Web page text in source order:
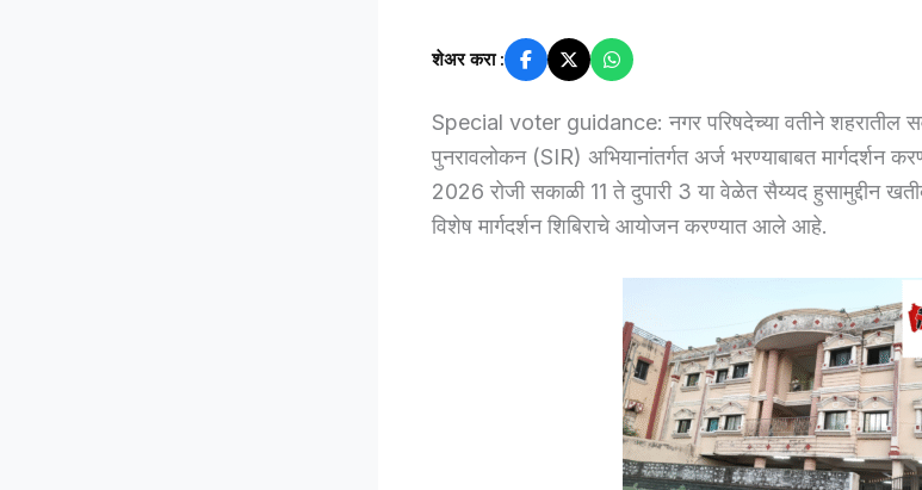
शेअर करा :
Special voter guidance: नगर परिषदेच्या वतीने शहरातील
पुनरावलोकन (SIR) अभियानांतर्गत अर्ज भरण्याबाबत मार्गदर्शन
2026 रोजी सकाळी 11 ते दुपारी 3 या वेळेत सैय्यद हुसामुद्दीन
विशेष मार्गदर्शन शिबिराचे आयोजन करण्यात आले आहे.